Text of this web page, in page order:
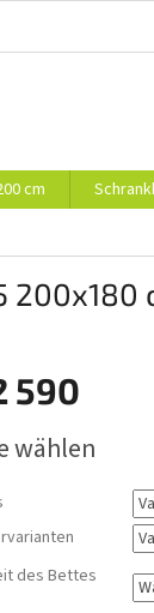
BEZAHLUNG
cm
200x180
590
wählen
des Bettes